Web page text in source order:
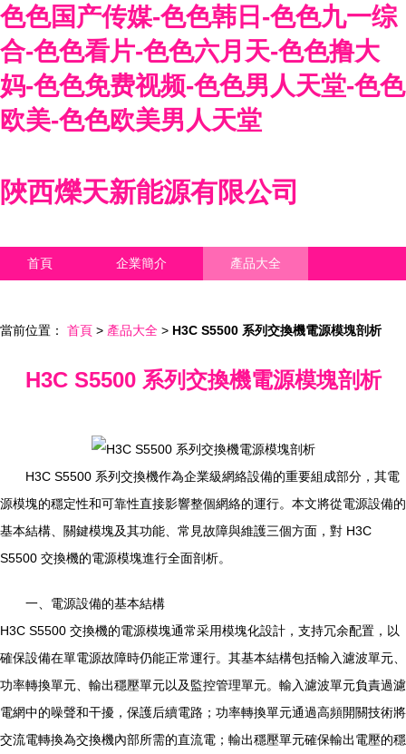
色色国产传媒-色色韩日-色色九一综
合-色色看片-色色六月天-色色撸大
妈-色色免费视频-色色男人天堂-色色
欧美-色色欧美男人天堂
陜西爍天新能源有限公司
首頁 企業簡介 產品大全
當前位置： 首頁 > 產品大全 > H3C S5500 系列交換機電源模塊剖析
H3C S5500 系列交換機電源模塊剖析
H3C S5500 系列交換機作為企業級網絡設備的重要組成部分，其電
源模塊的穩定性和可靠性直接影響整個網絡的運行。本文將從電源設備的
基本結構、關鍵模塊及其功能、常見故障與維護三個方面，對 H3C
S5500 交換機的電源模塊進行全面剖析。
一、電源設備的基本結構
H3C S5500 交換機的電源模塊通常采用模塊化設計，支持冗余配置，以
確保設備在單電源故障時仍能正常運行。其基本結構包括輸入濾波單元、
功率轉換單元、輸出穩壓單元以及監控管理單元。輸入濾波單元負責過濾
電網中的噪聲和干擾，保護后續電路；功率轉換單元通過高頻開關技術將
交流電轉換為交換機內部所需的直流電；輸出穩壓單元確保輸出電壓的穩